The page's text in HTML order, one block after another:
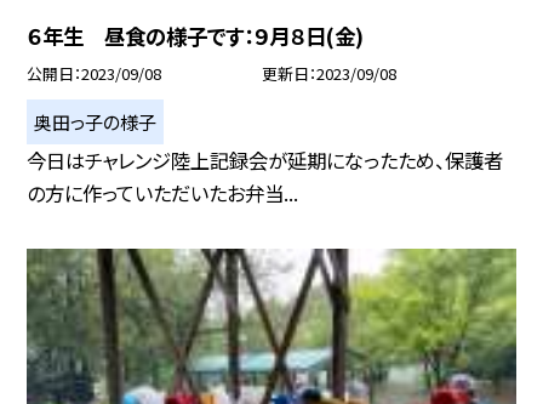
６年生 昼食の様子です：９月８日(金)
公開日 2023/09/08 更新日 2023/09/08
奥田っ子の様子
今日はチャレンジ陸上記録会が延期になったため、保護者
の方に作っていただいたお弁当...